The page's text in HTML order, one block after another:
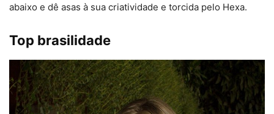
abaixo e dê asas à sua criatividade e torcida pelo Hexa.
Top brasilidade